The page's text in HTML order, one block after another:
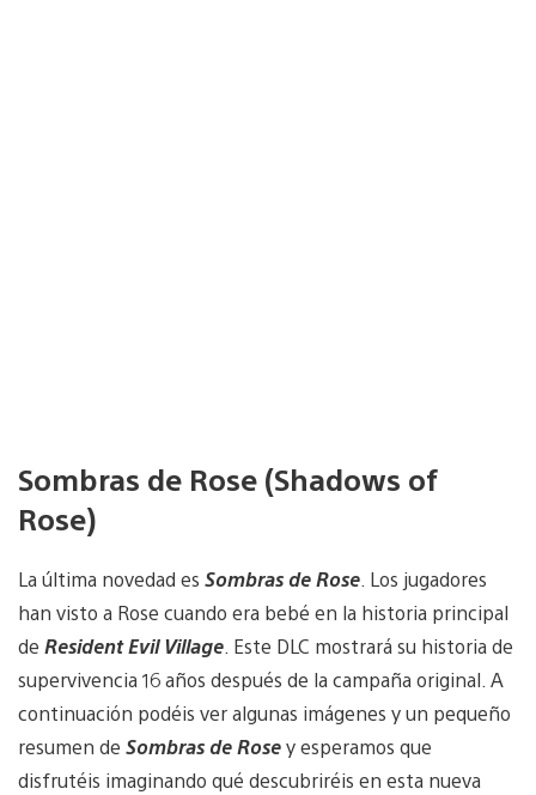
Sombras de Rose (Shadows of
Rose)
La última novedad es Sombras de Rose . Los jugadores
han visto a Rose cuando era bebé en la historia principal
de ResidentEvil Village . Este DLC mostrará su historia de
supervivencia 16 años después de la campaña original. A
continuación podéis ver algunas imágenes y un pequeño
resumen de Sombras de Rosey esperamos que
disfrutéis imaginando qué descubriréis en esta nueva